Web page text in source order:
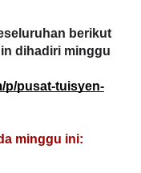
berikut
dihadiri minggu
p/pusat-tuisyen-
minggu ini: